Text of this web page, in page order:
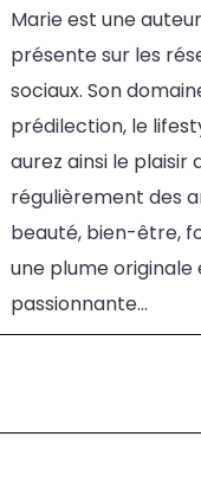
Marie est une
présente sur les
sociaux. Son
prédilection, le
aurez ainsi le plaisir
régulièrement des
beauté, bien-être,
une plume originale
passionnante...